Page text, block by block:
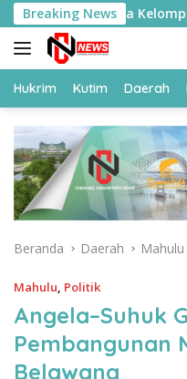
Langsung
ke
konten
Breaking News
Kelompok Tani
Hukrim Kutim Daerah
Beranda Daerah Mahulu
Mahulu, Politik
Angela–Suhuk
Pembangunan
Belawang